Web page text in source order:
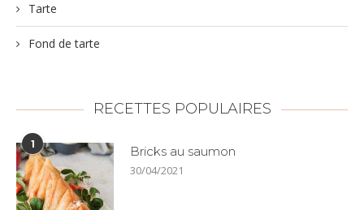
Tarte
Fond de tarte
RECETTES POPULAIRES
1
Bricks au saumon
30/04/2021